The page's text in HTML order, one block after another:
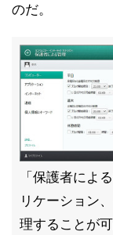
のだ。
「保護者によ
リケーション
理することが